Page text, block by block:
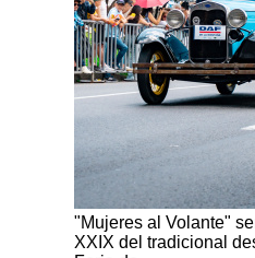
"Mujeres al Volante"
XXIX del tradicional